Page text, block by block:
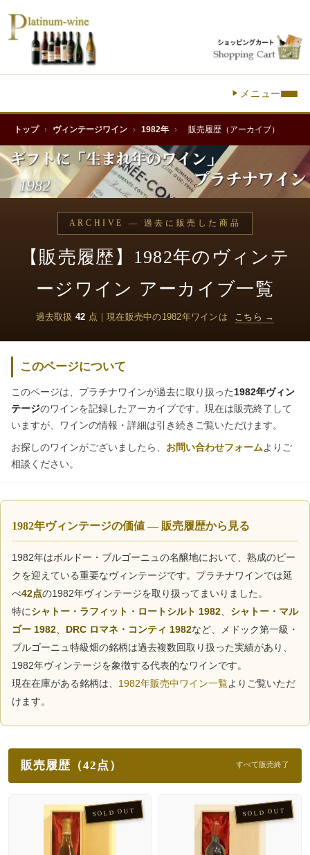
メニュー
トップ › ヴィンテージワイン › 1982年 › 販売履歴（アーカイブ）
ARCHIVE — 過去に販売した商品
【販売履歴】1982年のヴィンテ
ージワイン アーカイブ一覧
過去取扱 42 点｜現在販売中の1982年ワインは こちら →
このページについて
このページは、プラチナワインが過去に取り扱った 1982年ヴィン
テージのワインを記録したアーカイブです。現在は販売終了して
いますが、ワインの情報・詳細は引き続きご覧いただけます。
お探しのワインがございましたら、 お問い合わせフォーム よりご
相談ください。
1982年ヴィンテージの価値 — 販売履歴から見る
1982年はボルドー・ブルゴーニュの名醸地において、熟成のピー
クを迎えている重要なヴィンテージです。プラチナワインでは延
べ42点の1982年ヴィンテージを取り扱ってまいりました。
特にシャトー・ラフィット・ロートシルト 1982
シャトー・マル
ゴー 1982
DRC ロマネ・コンティ 1982など、メドック第一級・
ブルゴーニュ特級畑の銘柄は過去複数回取り扱った実績があり、
1982年ヴィンテージを象徴する代表的なワインです。
現在在庫がある銘柄は、 1982年販売中ワイン一覧よりご覧いただ
けます。
販売履歴（42点） すべて販売終了
SOLD OUT SOLD OUT